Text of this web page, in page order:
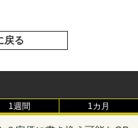
戻る
1週間 1カ月